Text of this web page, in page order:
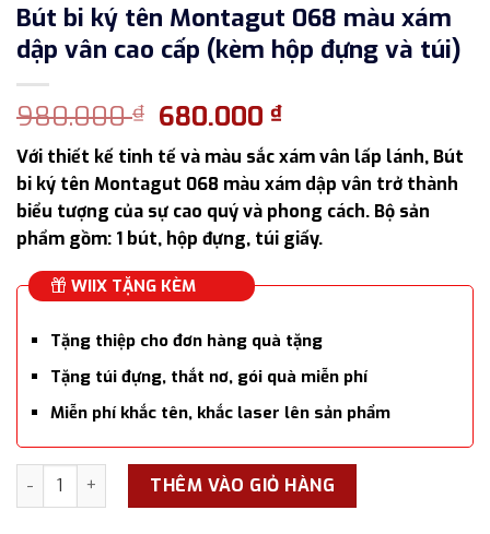
Bút bi ký tên Montagut 068 màu xám
dập vân cao cấp (kèm hộp đựng và túi)
980.000₫ Giá
gốc
là:
980.000 ₫.
680.000₫Giá
hiện
tại
là:
680.000 ₫.
Với thiết kế tinh tế và màu sắc xám vân lấp lánh, Bút
bi ký tên Montagut 068 màu xám dập vân trở thành
biểu tượng của sự cao quý và phong cách. Bộ sản
phẩm gồm: 1 bút, hộp đựng, túi giấy.
WIIX TẶNG KÈM
Tặng thiệp cho đơn hàng quà tặng
Tặng túi đựng, thắt nơ, gói quà miễn phí
Miễn phí khắc tên, khắc laser lên sản phẩm
Bút bi ký tên Montagut 068 màu xám dập vân cao cấp
THÊM VÀO GIỎ HÀNG